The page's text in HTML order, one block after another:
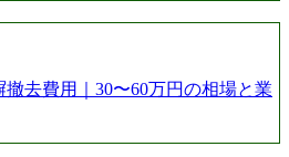
去費用｜30〜60万円の相場と業